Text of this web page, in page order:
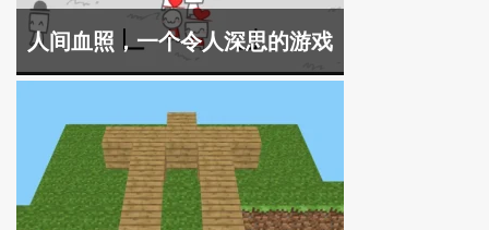
人间血照，一个令人深思的游戏